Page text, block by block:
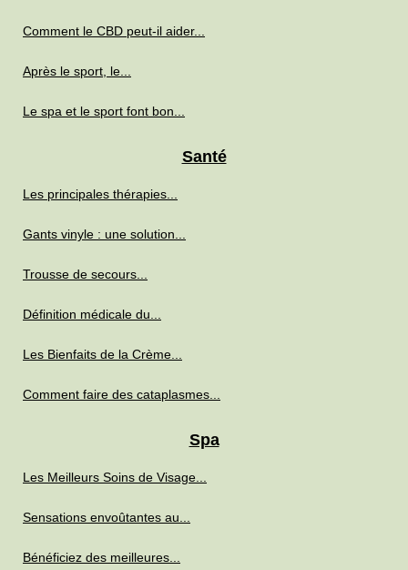
Comment le CBD peut-il aider...
Après le sport, le...
Le spa et le sport font bon...
Santé
Les principales thérapies...
Gants vinyle : une solution...
Trousse de secours...
Définition médicale du...
Les Bienfaits de la Crème...
Comment faire des cataplasmes...
Spa
Les Meilleurs Soins de Visage...
Sensations envoûtantes au...
Bénéficiez des meilleures...